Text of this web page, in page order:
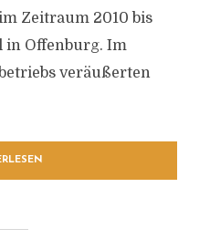
Zeitraum 2010 bis
in Offenburg. Im
veräußerten